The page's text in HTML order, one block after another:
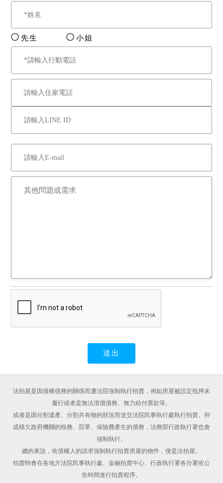
先生 小姐
法拍屋是因債權債務的關係而遭法院強制執行拍賣，例如房屋被設定抵押未
履行或者是無法清償債務、無力給付票款等。
或者是因分割遺產、分割共有物的狀況而送交法院民事執行處執行拍賣。抑
或積欠政府機關的稅務、罰單、保險費產生的債務，法務部行政執行署也會
強制執行。
總的來說，依債權人的請求強制執行拍賣房屋的物件，便是法拍屋。
拍賣時會在各地方法院民事執行處、金融拍賣中心、行政執行署各分署依公
告時間進行拍賣程序。